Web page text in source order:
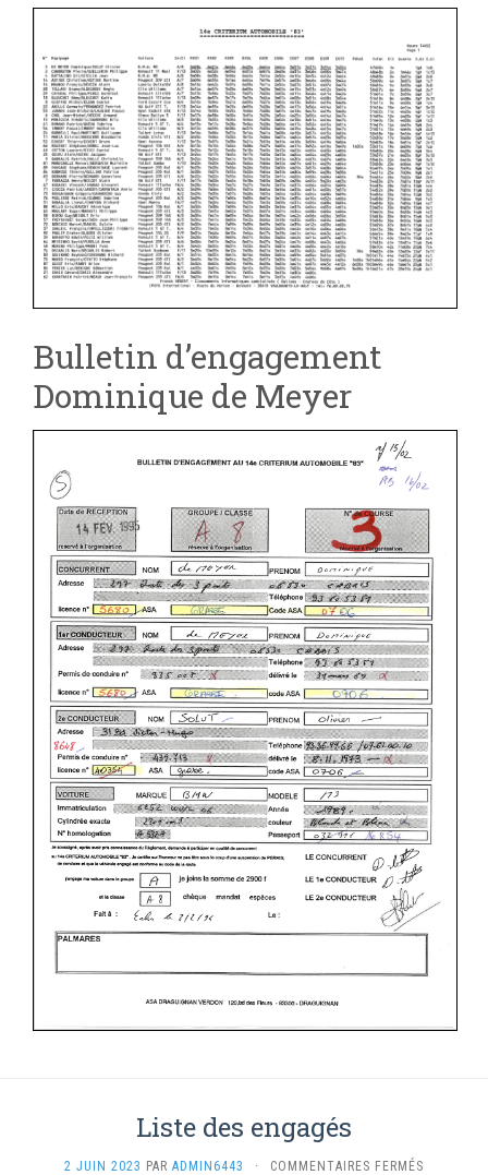
Bulletin d’engagement
Dominique de Meyer
Liste des engagés
2 JUIN 2023 PAR ADMIN6443 · COMMENTAIRES FERMÉS